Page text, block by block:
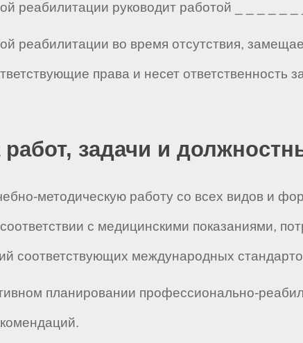
реабилитации руководит работой _ _ _ _ _ _
реабилитации во время отсутствия,
права и несет
работ, задачи и
методическую работу со всех видов и
с медицинскими показаниями,
соответствующих международных
планировании профессионально-